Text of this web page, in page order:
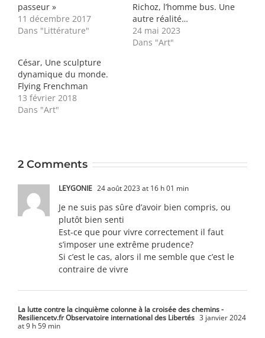
passeur »
11 décembre 2017
Dans "Littérature"
Richoz, l’homme bus. Une
autre réalité…
24 mai 2023
Dans "Art"
César, Une sculpture
dynamique du monde.
Flying Frenchman
13 février 2018
Dans "Art"
2 Comments
LEYGONIE 24 août 2023 at 16 h 01 min
Je ne suis pas sûre d’avoir bien compris, ou
plutôt bien senti
Est-ce que pour vivre correctement il faut
s’imposer une extrême prudence?
Si c’est le cas, alors il me semble que c’est le
contraire de vivre
La lutte contre la cinquième colonne à la croisée des chemins -
Resiliencetv.fr Observatoire international des Libertés 3 janvier 2024
at 9 h 59 min